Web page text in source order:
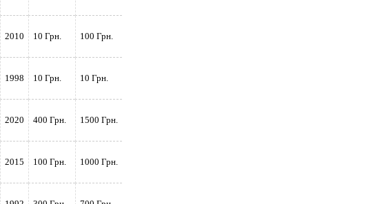
2010 10 Грн. 100 Грн.
1998 10 Грн. 10 Грн.
2020 400 Грн. 1500 Грн.
2015 100 Грн. 1000 Грн.